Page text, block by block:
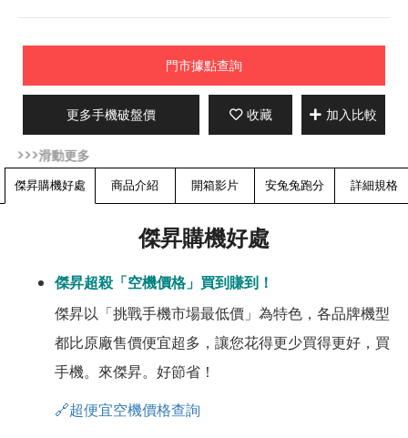
門市據點查詢
更多手機破盤價 收藏 加入比較
傑昇購機好處 商品介紹 開箱影片 安兔兔跑分 詳細規格
傑昇購機好處
傑昇超殺「空機價格」買到賺到！
傑昇以「挑戰手機市場最低價」為特色，各品牌機型
都比原廠售價便宜超多，讓您花得更少買得更好，買
手機。來傑昇。好節省！
🔗超便宜空機價格查詢